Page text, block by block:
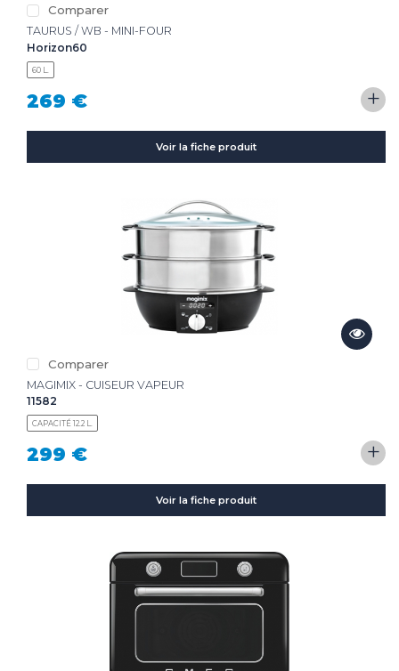
Comparer
TAURUS / WB - MINI-FOUR
Horizon60
60 L.
269 € +
Voir la fiche produit
Comparer
MAGIMIX - CUISEUR VAPEUR
11582
CAPACITÉ 12.2 L.
299 € +
Voir la fiche produit